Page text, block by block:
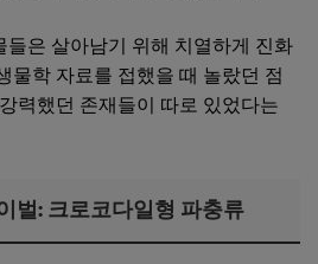
들은 살아남기 위해 치열하게 진화
물학 자료를 접했을 때 놀랐던 점
력했던 존재들이 따로 있었다는
벌: 크로코다일형 파충류